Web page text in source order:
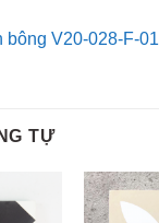
bông V20-028-F-01
TỰ